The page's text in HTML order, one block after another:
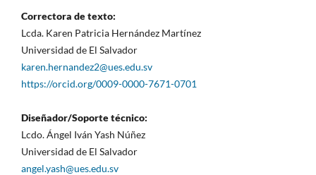
Correctora de texto:
Lcda. Karen Patricia Hernández Martínez
Universidad de El Salvador
karen.hernandez2@ues.edu.sv
https://orcid.org/0009-0000-7671-0701
Diseñador/Soporte técnico:
Lcdo. Ángel Iván Yash Núñez
Universidad de El Salvador
angel.yash@ues.edu.sv